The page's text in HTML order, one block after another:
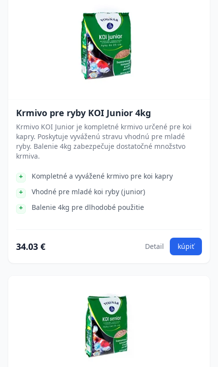
Krmivo pre ryby KOI Junior 4kg
Krmivo KOI Junior je kompletné krmivo určené pre koi
kapry. Poskytuje vyváženú stravu vhodnú pre mladé
ryby. Balenie 4kg zabezpečuje dostatočné množstvo
krmiva.
Kompletné a vyvážené krmivo pre koi kapry
Vhodné pre mladé koi ryby (junior)
Balenie 4kg pre dlhodobé použitie
34.03 € Detail kúpiť